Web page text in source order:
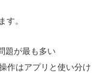
す。
題が最も多い
作はアプリと使い分け